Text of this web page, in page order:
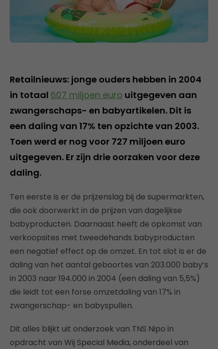
Retailnieuws: jonge ouders hebben in 2004
in totaal 607 miljoen euro uitgegeven aan
zwangerschaps- en babyartikelen. Dit is
een daling van 17% ten opzichte van 2003.
Toen werd er nog voor 727 miljoen euro
uitgegeven. Er zijn drie oorzaken voor deze
daling.
Ten eerste is er de prijzenslag bij de supermarkten,
die ook doorwerkt in de prijzen van dagelijkse
babyproducten. Daarnaast heeft de opkomst van
verkoopsites met tweedehands babyproducten
een negatief effect op de omzet. En tot slot is er de
daling van het aantal geboortes van 203.000 baby’s
in 2003 naar 194.000 in 2004 (een daling van 5,5%)
die leidt tot een forse omzetdaling van 17% in
zwangerschap- en babyspullen.
Dit alles blijkt uit onderzoek van TNS Nipo in
opdracht van Wij Special Media, onderdeel van